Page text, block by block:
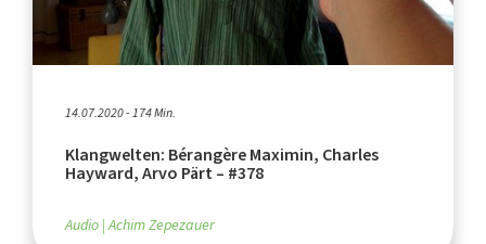
14.07.2020 - 174 Min.
Klangwelten: Bérangère Maximin, Charles
Hayward, Arvo Pärt – #378
Audio Achim Zepezauer